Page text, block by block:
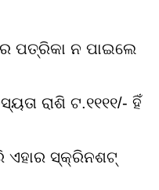
ପତ୍ରିକା ନ ପାଇଲେ
ରାଶି ଟ.୧୧୧୧/- ହିଁ
ଏହାର ସ୍କ୍ରିନଶଟ୍